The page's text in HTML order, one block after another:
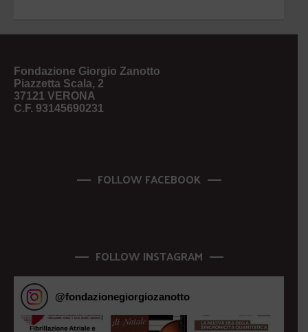
Fondazione Giorgio Zanotto
Piazzetta Scala, 2
37121 VERONA
C.F. 93145690231
FOLLOW FACEBOOK
FOLLOW INSTAGRAM
@fondazionegiorgiozanotto